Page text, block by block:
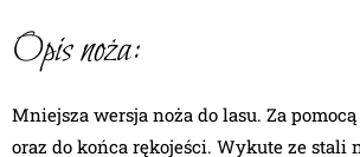
Opis noża:
Mniejsza wersja noża do lasu. Za
oraz do końca rękojeści. Wykute ze stali